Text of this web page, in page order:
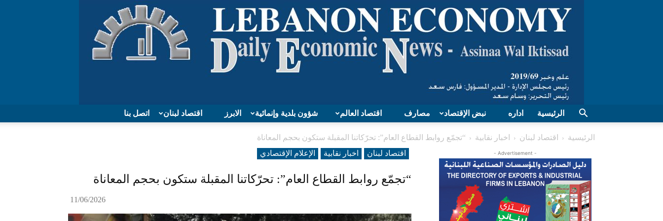
Lebanon
اتصل بنا اقتصاد لبنان الابرز شؤون بلدية وإنمائية اقتصاد العالم مصارف نبض الإقتصاد اداره الرئيسية
الرئيسية اقتصاد لبنان اخبار نقابية
“تجمّع روابط القطاع العام”: تحرّكاتنا المقبلة ستكون بحجم المعاناة
اقتصاد لبنان
اخبار نقابية الإعلام الإقتصادي
“تجمّع روابط القطاع العام”: تحرّكاتنا المقبلة ستكون بحجم المعاناة
11/06/2026
- Advertisement -